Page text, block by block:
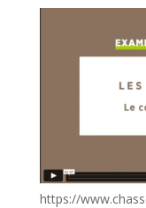
https://